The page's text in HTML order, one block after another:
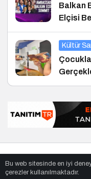
Balkan
Elçisi
Kültür
Bu web sitesinde en iyi
çerezler kullanılmaktadır.
listesi ,bihaber, sağlıklı